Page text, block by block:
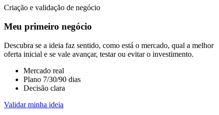
Criação e validação de negócio
Meu primeiro negócio
Descubra se a ideia faz sentido, como está o mercado, qual a melhor
oferta inicial e se vale avançar, testar ou evitar o investimento.
Mercado real
Plano 7/30/90 dias
Decisão clara
Validar minha ideia